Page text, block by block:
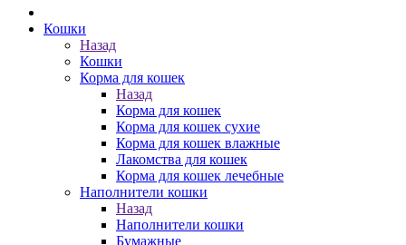
Кошки
Назад
Кошки
Корма для кошек
Назад
Корма для кошек
Корма для кошек сухие
Корма для кошек влажные
Лакомства для кошек
Корма для кошек лечебные
Наполнители кошки
Назад
Наполнители кошки
Бумажные